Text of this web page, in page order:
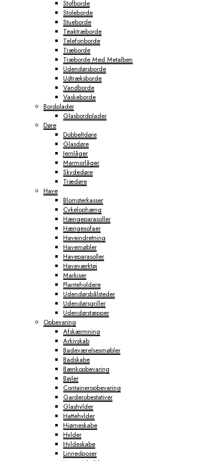
Stofborde
Stoleborde
Stueborde
Teaktræborde
Telefonborde
Træborde
Træborde Med Metalben
Udendørsborde
Udtræksborde
Vandborde
Vaskeborde
Bordplader
Glasbordplader
Døre
Dobbeltdøre
Glasdøre
Jernlåger
Marmorlåger
Skydedøre
Trædøre
Have
Blomsterkasser
Cykelophæng
Hængeparasoller
Hængesofaer
Haveindretning
Havemøbler
Haveparasoller
Haveværktøj
Markiser
Planteholdere
Udendørsbålsteder
Udendørsgriller
Udendørstæpper
Opbevaring
Afskærmning
Arkivskab
Badeværelsesmøbler
Badskabe
Bænkopbevaring
Bøjler
Containeropbevaring
Garderobestativer
Glashylder
Hattehylder
Hjørneskabe
Hylder
Hyldeskabe
Linnedposer